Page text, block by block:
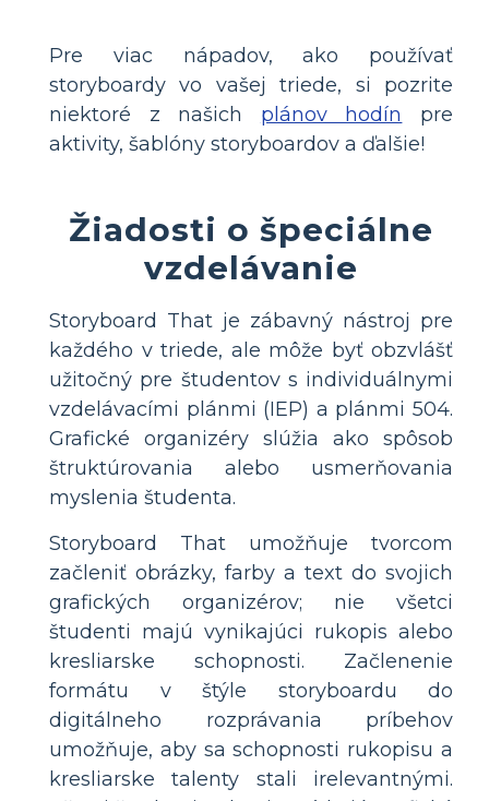
Pre viac nápadov, ako používať
storyboardy vo vašej triede, si pozrite
niektoré z našich plánov hodín
pre
aktivity, šablóny storyboardov a ďalšie!
Žiadosti o špeciálne
vzdelávanie
Storyboard That je zábavný nástroj pre
každého v triede, ale môže byť obzvlášť
užitočný pre študentov s individuálnymi
vzdelávacími plánmi (IEP) a plánmi 504.
Grafické organizéry slúžia ako spôsob
štruktúrovania alebo usmerňovania
myslenia študenta.
Storyboard That umožňuje tvorcom
začleniť obrázky, farby a text do svojich
grafických organizérov; nie všetci
študenti majú vynikajúci rukopis alebo
kresliarske schopnosti. Začlenenie
formátu v štýle storyboardu do
digitálneho rozprávania príbehov
umožňuje, aby sa schopnosti rukopisu a
kresliarske talenty stali irelevantnými.